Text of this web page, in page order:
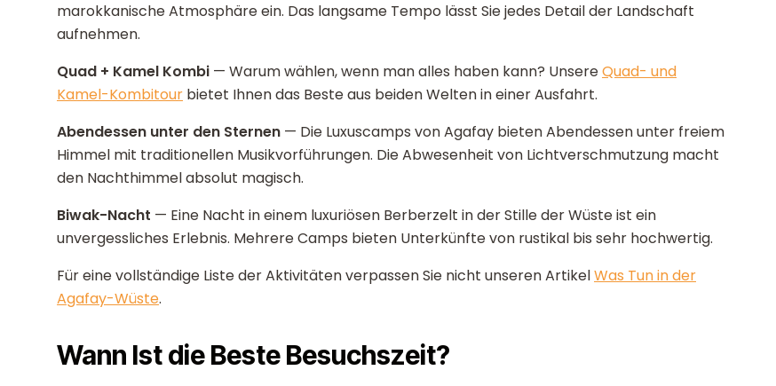
marokkanische Atmosphäre ein. Das langsame Tempo lässt Sie jedes Detail der Landschaft
aufnehmen.
Quad + Kamel Kombi — Warum wählen, wenn man alles haben kann? UnsereQuad- und
Kamel-Kombitour bietet Ihnen das Beste aus beiden Welten in einer Ausfahrt.
Abendessen unter den Sternen — Die Luxuscamps von Agafay bieten Abendessen unter freiem
Himmel mit traditionellen Musikvorführungen. Die Abwesenheit von Lichtverschmutzung macht
den Nachthimmel absolut magisch.
Biwak-Nacht — Eine Nacht in einem luxuriösen Berberzelt in der Stille der Wüste ist ein
unvergessliches Erlebnis. Mehrere Camps bieten Unterkünfte von rustikal bis sehr hochwertig.
Für eine vollständige Liste der Aktivitäten verpassen Sie nicht unseren ArtikelWas Tun in der
Agafay-Wüste.
Wann Ist die Beste Besuchszeit?